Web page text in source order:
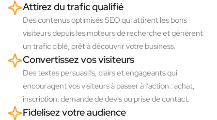
Attirez du trafic qualifié
Des contenus optimisés SEO qui attirent les bons
visiteurs depuis les moteurs de recherche et génèrent
un trafic ciblé, prêt à découvrir votre business.
Convertissez vos visiteurs
Des textes persuasifs, clairs et engageants qui
encouragent vos visiteurs à passer à l’action : achat,
inscription, demande de devis ou prise de contact.
Fidelisez votre audience